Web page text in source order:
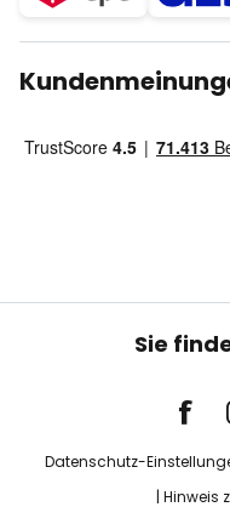
Sie
Datenschutz-
Hinweis